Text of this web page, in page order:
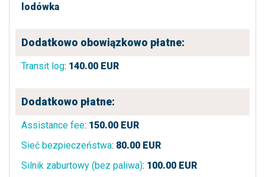
lodówka
Dodatkowo obowiązkowo płatne:
Transit log: 140.00 EUR
Dodatkowo płatne:
Assistance fee: 150.00 EUR
Sieć bezpieczeństwa: 80.00 EUR
Silnik zaburtowy (bez paliwa): 100.00 EUR